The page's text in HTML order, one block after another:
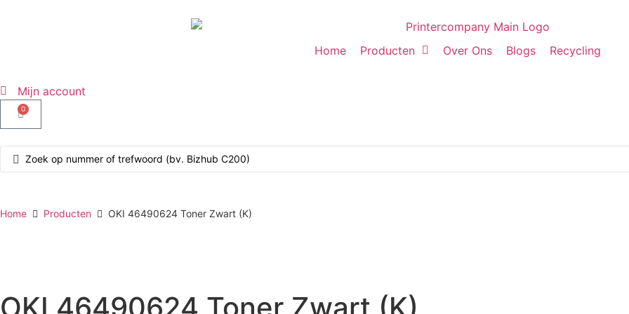
Home Producten Over Ons Blogs Recycling
Mijn account
0
Home Producten OKI 46490624 Toner Zwart (K)
OKI 46490624 Toner Zwart (K)